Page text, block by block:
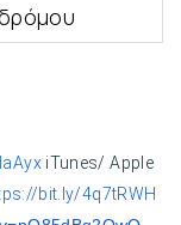
iTunes/ Apple
bit.ly/4q7tRWH